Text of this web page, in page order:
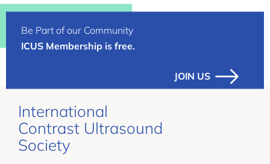
Be Part of our Community
ICUS Membership is free.
JOIN US
International
Contrast Ultrasound
Society